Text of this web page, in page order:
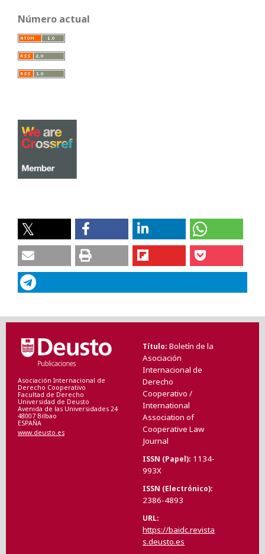
Número actual
Asociación Internacional de
Derecho Cooperativo
Facultad de Derecho
Universidad de Deusto
Avenida de las Universidades 24
48007 Bilbao
ESPAÑA
www.deusto.es
Título Boletín de la
Asociación
Internacional de
Derecho
Cooperativo /
International
Association of
Cooperative Law
Journal
ISSN (Papel) 1134-
993X
ISSN (Electrónico)
2386-4893
URL
https://baidc.revista
s.deusto.es